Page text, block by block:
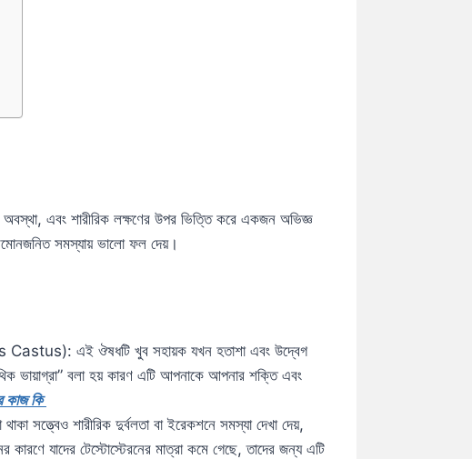
অবস্থা, এবং শারীরিক লক্ষণের উপর ভিত্তি করে একজন অভিজ্ঞ
সমস্যায় ভালো ফল দেয়।
Castus): এই ঔষধটি খুব সহায়ক যখন হতাশা এবং উদ্বেগ
ভায়াগ্রা” বলা হয় কারণ এটি আপনাকে আপনার শক্তি এবং
কাজ কি
সত্ত্বেও শারীরিক দুর্বলতা বা ইরেকশনে সমস্যা দেখা দেয়,
কারণে যাদের টেস্টোস্টেরনের মাত্রা কমে গেছে, তাদের জন্য এটি